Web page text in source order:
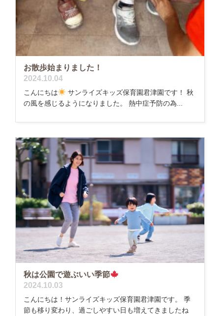
お散歩始まりました！
2024.10.04
こんにちは
サンライズキッズ保育園君津園です！ 秋
の風を感じるようになりました。 熱中症予防の為...
秋は公園で遊ぶいい季節
2024.10.03
こんにちは！サンライズキッズ保育園君津園です。 季
節も移り変わり、過ごしやすい日も増えてきましたね